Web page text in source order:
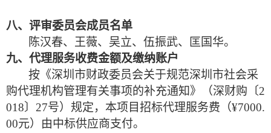
八、评审委员会成员名单
陈汉春、王薇、吴立、伍振武、匡国华。
九、代理服务收费金额及缴纳账户
按《深圳市财政委员会关于规范深圳市社会采
购代理机构管理有关事项的补充通知》（深财购〔2
018〕27号）规定，本项目招标代理服务费（¥7000.
00元）由中标供应商支付。